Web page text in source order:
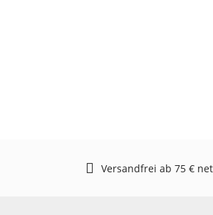
Versandfrei ab 75 €